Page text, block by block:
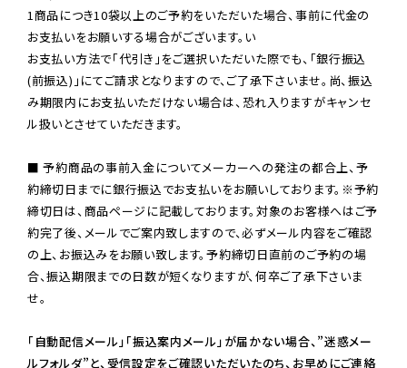
1商品につき10袋以上のご予約をいただいた場合、事前に代金の
お支払いをお願いする場合がございます。い
お支払い方法で「代引き」をご選択いただいた際でも、「銀行振込
(前振込)」にてご請求となりますので、ご了承下さいませ。尚、振込
み期限内にお支払いただけない場合は、恐れ入りますがキャンセ
ル扱いとさせていただきます。
■ 予約商品の事前入金についてメーカーへの発注の都合上、予
約締切日までに銀行振込でお支払いをお願いしております。※予約
締切日は、商品ページに記載しております。対象のお客様へはご予
約完了後、メールでご案内致しますので、必ずメール内容をご確認
の上、お振込みをお願い致します。予約締切日直前のご予約の場
合、振込期限までの日数が短くなりますが、何卒ご了承下さいま
せ。
「自動配信メール」「振込案内メール」が届かない場合、”迷惑メー
ルフォルダ”と、受信設定をご確認いただいたのち、お早めにご連絡